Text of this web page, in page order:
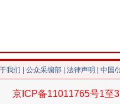
我们 公众采编部 法律声明 | 中国
京ICP备11011765号1至